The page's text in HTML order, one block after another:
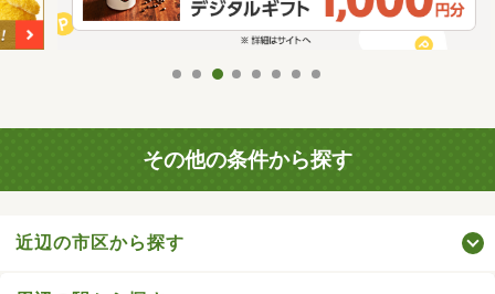
その他の条件から探す
近辺の市区から探す